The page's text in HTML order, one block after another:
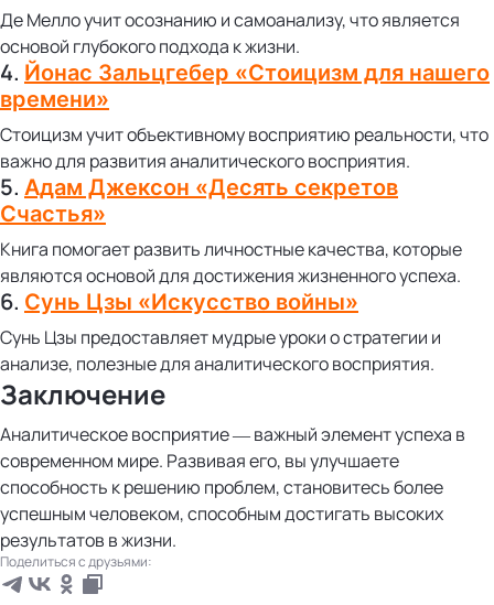
Де Мелло учит осознанию и самоанализу, что является
основой глубокого подхода к жизни.
4. Йонас Зальцгебер «Стоицизм для нашего
времени»
Стоицизм учит объективному восприятию реальности, что
важно для развития аналитического восприятия.
5. Адам Джексон «Десять секретов
Счастья»
Книга помогает развить личностные качества, которые
являются основой для достижения жизненного успеха.
6. Сунь Цзы «Искусство войны»
Сунь Цзы предоставляет мудрые уроки о стратегии и
анализе, полезные для аналитического восприятия.
Заключение
Аналитическое восприятие — важный элемент успеха в
современном мире. Развивая его, вы улучшаете
способность к решению проблем, становитесь более
успешным человеком, способным достигать высоких
результатов в жизни.
Поделиться с друзьями: